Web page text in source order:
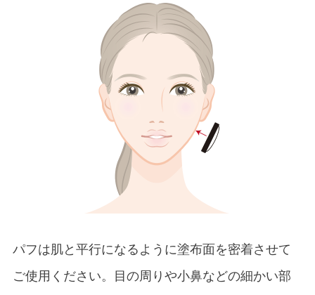
パフは肌と平行になるように塗布面を密着させて
ご使用ください。目の周りや小鼻などの細かい部